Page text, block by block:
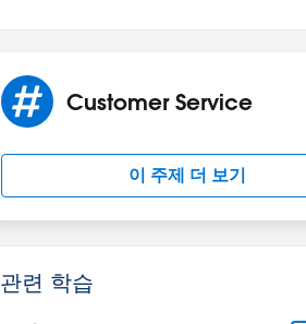
Customer Service
이 주제 더 보기
관련 학습